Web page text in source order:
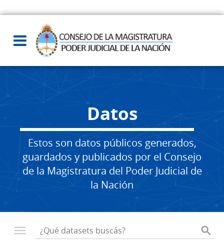
Datos
Estos son datos públicos generados,
guardados y publicados por el Consejo
de la Magistratura del Poder Judicial de
la Nación